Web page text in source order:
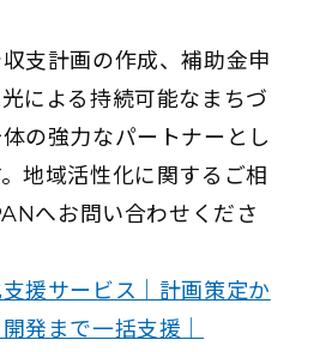
支計画の作成、補助金申
による持続可能なまちづ
の強力なパートナーとし
地域活性化に関するご相
へお問い合わせくださ
援サービス｜計画策定か
発まで一括支援｜